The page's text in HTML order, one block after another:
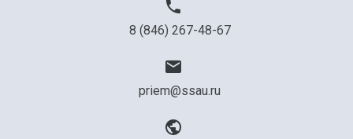
8 (846) 267-48-67
priem@ssau.ru